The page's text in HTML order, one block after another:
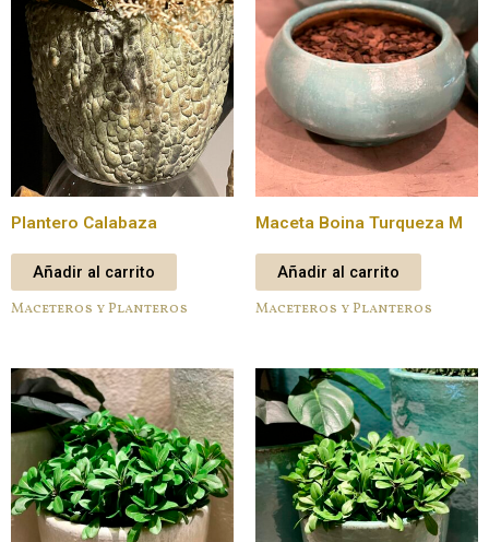
Plantero Calabaza
Añadir al carrito
Maceteros y Planteros
Maceta Boina Turqueza M
Añadir al carrito
Maceteros y Planteros